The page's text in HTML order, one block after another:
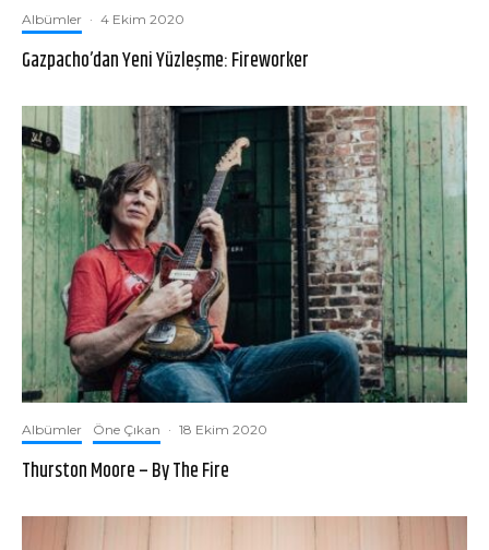
Albümler · 4 Ekim 2020
Gazpacho’dan Yeni Yüzleşme: Fireworker
Albümler Öne Çıkan · 18 Ekim 2020
Thurston Moore – By The Fire